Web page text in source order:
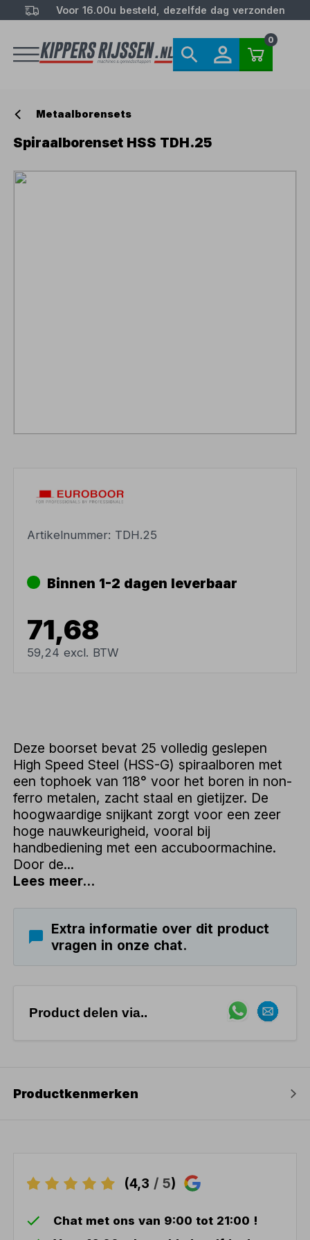
Voor 16.00u besteld, dezelfde dag verzonden
0
Metaalborensets
Spiraalborenset HSS TDH.25
Artikelnummer: TDH.25
Binnen 1-2 dagen leverbaar
71,68
59,24 excl. BTW
Deze boorset bevat 25 volledig geslepen
High Speed Steel (HSS-G) spiraalboren met
een tophoek van 118° voor het boren in non-
ferro metalen, zacht staal en gietijzer. De
hoogwaardige snijkant zorgt voor een zeer
hoge nauwkeurigheid, vooral bij
handbediening met een accuboormachine.
Door de...
Lees meer...
Extra informatie over dit product
vragen in onze chat.
Product delen via..
Productkenmerken
(4,3 / 5)
Chat met ons van 9:00 tot 21:00 !